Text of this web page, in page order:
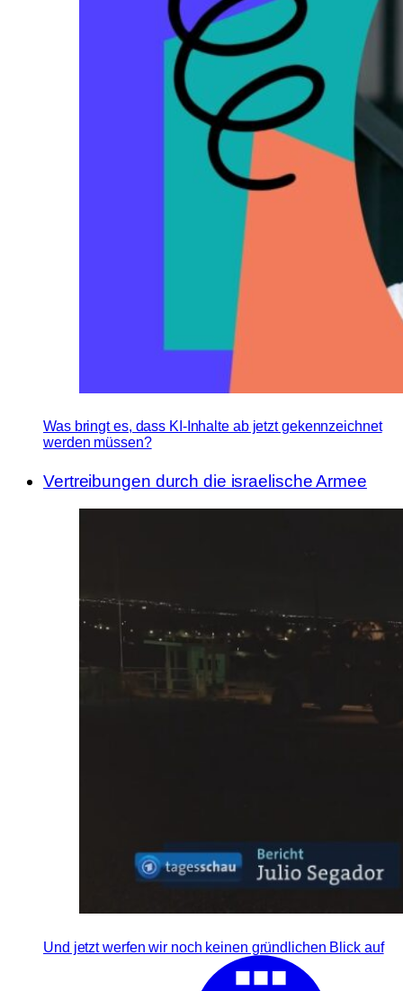
Was bringt es, dass KI-Inhalte ab jetzt gekennzeichnet
werden müssen?
Vertreibungen durch die israelische Armee
Und jetzt werfen wir noch keinen gründlichen Blick auf